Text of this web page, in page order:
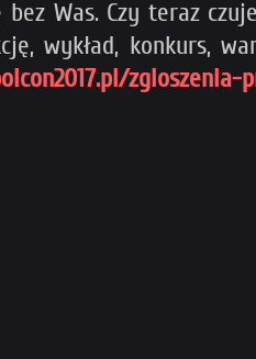
Was. Czy teraz
wykład, konkurs,
zgloszenia-